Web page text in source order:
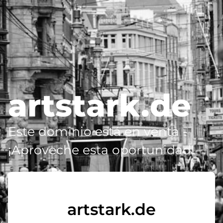
artstark.de
Este dominio está en venta -
¡Aproveche esta oportunidad!
artstark.de